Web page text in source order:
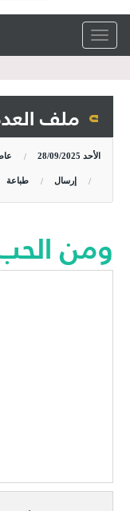
Toggle
navigation
ملف العدد
الأحد 28/09/2025
إرسال طباعة
ومن